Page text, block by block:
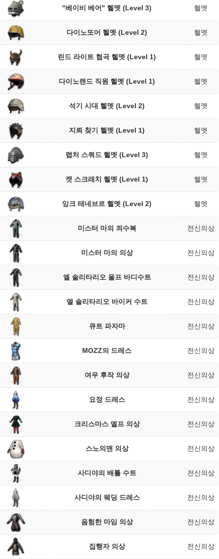
"베이비 베어" 헬멧 (Level 3) 헬멧
다이노또어 헬멧 (Level 2) 헬멧
린드 라이트 협곡 헬멧 (Level 1) 헬멧
다이노랜드 직원 헬멧 (Level 1) 헬멧
석기 시대 헬멧 (Level 2) 헬멧
지뢰 찾기 헬멧 (Level 1) 헬멧
랩처 스쿼드 헬멧 (Level 3) 헬멧
캣 스크래치 헬멧 (Level 1) 헬멧
잉크 테네브르 헬멧 (Level 2) 헬멧
미스터 마의 죄수복 전신의상
미스터 마의 의상 전신의상
엘 솔리타리오 울프 바디수트 전신의상
엘 솔리타리오 바이커 수트 전신의상
큐트 파자마 전신의상
MOZZ의 드레스 전신의상
여우 후작 의상 전신의상
요정 드레스 전신의상
크리스마스 엘프 의상 전신의상
스노의맨 의상 전신의상
사디야의 배틀 수트 전신의상
사디야의 웨딩 드레스 전신의상
음험한 마임 의상 전신의상
집행자 의상 전신의상